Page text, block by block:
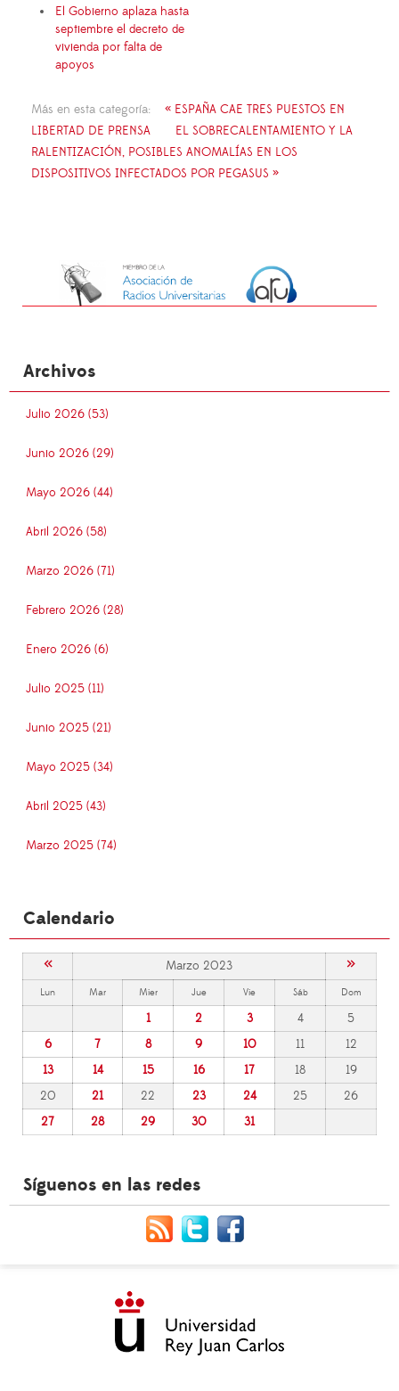
El Gobierno aplaza hasta
septiembre el decreto de
vivienda por falta de
apoyos
Más en esta categoría:
« ESPAÑA CAE TRES PUESTOS EN
LIBERTAD DE PRENSA
EL SOBRECALENTAMIENTO Y LA
RALENTIZACIÓN, POSIBLES ANOMALÍAS EN LOS
DISPOSITIVOS INFECTADOS POR PEGASUS »
Archivos
Julio 2026 (53)
Junio 2026 (29)
Mayo 2026 (44)
Abril 2026 (58)
Marzo 2026 (71)
Febrero 2026 (28)
Enero 2026 (6)
Julio 2025 (11)
Junio 2025 (21)
Mayo 2025 (34)
Abril 2025 (43)
Marzo 2025 (74)
Calendario
« Marzo 2023 »
Lun Mar Mier Jue Vie Sáb Dom
1 2 3 4
5
6
7 8 9 10 11
12
13
14 15 16 17 18
19
20
21 22 23 24 25
26
27
28 29 30 31
Síguenos en las redes